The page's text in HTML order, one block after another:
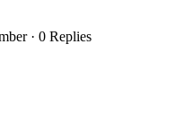
· 0 Replies